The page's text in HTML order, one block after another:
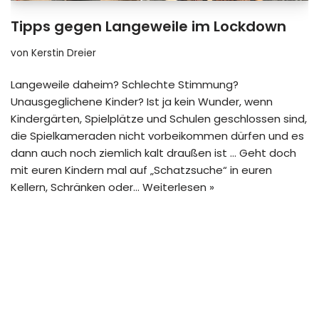
Tipps gegen Langeweile im Lockdown
von Kerstin Dreier
Langeweile daheim? Schlechte Stimmung?
Unausgeglichene Kinder? Ist ja kein Wunder, wenn
Kindergärten, Spielplätze und Schulen geschlossen sind,
die Spielkameraden nicht vorbeikommen dürfen und es
dann auch noch ziemlich kalt draußen ist … Geht doch
mit euren Kindern mal auf „Schatzsuche“ in euren
Kellern, Schränken oder… Weiterlesen »